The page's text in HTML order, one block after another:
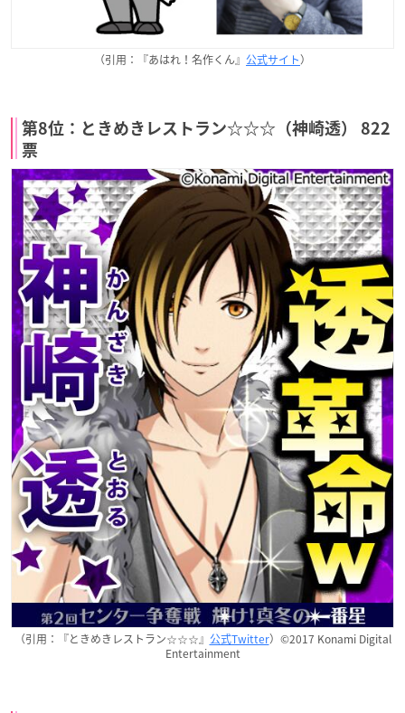
（引用：『あはれ！名作くん』 公式サイト）
第8位：ときめきレストラン☆☆☆（神崎透） 822
票
（引用：『ときめきレストラン☆☆☆』 公式Twitter）©2017 Konami Digital
Entertainment